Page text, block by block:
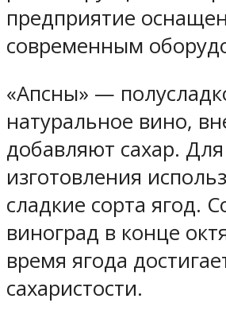
предприятие
современным
«Апсны» —
натуральное вино,
добавляют сахар. Для
изготовления
сладкие сорта ягод.
виноград в конце
время ягода
сахаристости.